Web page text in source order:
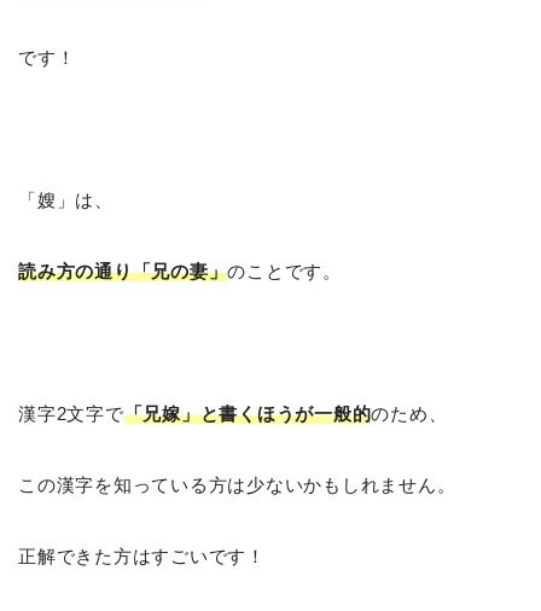
です！
「嫂」は、
読み方の通り「兄の妻」のことです。
漢字2文字で「兄嫁」と書くほうが一般的のため、
この漢字を知っている方は少ないかもしれません。
正解できた方はすごいです！